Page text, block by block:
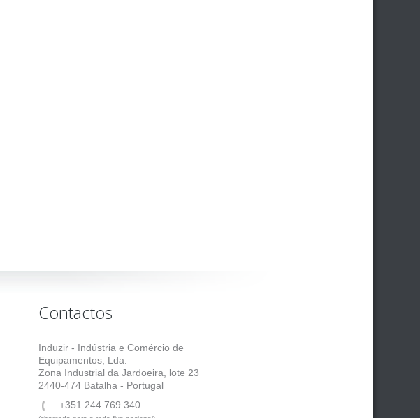
Contactos
Induzir - Indústria e Comércio de
Equipamentos, Lda.
Zona Industrial da Jardoeira, lote 23
2440-474 Batalha - Portugal
+351 244 769 340